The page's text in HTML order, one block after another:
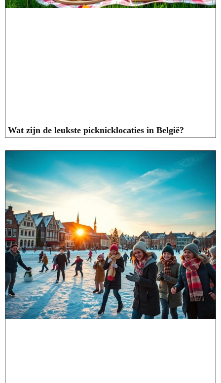
Wat zijn de leukste picknicklocaties in België?